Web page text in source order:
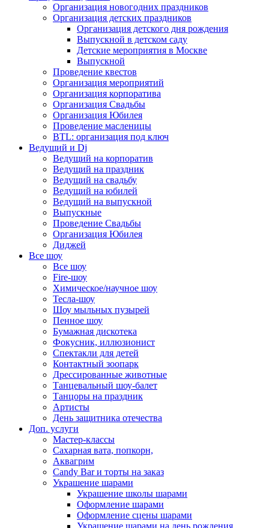
Организация новогодних праздников
Организация детских праздников
Организация детского дня рождения
Выпускной в детском саду
Детские мероприятия в Москве
Выпускной
Проведение квестов
Организация мероприятий
Организация корпоратива
Организация Свадьбы
Организация Юбилея
Проведение масленицы
BTL: организация под ключ
Ведущий и Dj
Ведущий на корпоратив
Ведущий на праздник
Ведущий на свадьбу
Ведущий на юбилей
Ведущий на выпускной
Выпускные
Проведение Свадьбы
Организация Юбилея
Диджей
Все шоу
Все шоу
Fire-шоу
Химическое/научное шоу
Тесла-шоу
Шоу мыльных пузырей
Пенное шоу
Бумажная дискотека
Фокусник, иллюзионист
Спектакли для детей
Контактный зоопарк
Дрессированные животные
Танцевальный шоу-балет
Танцоры на праздник
Артисты
День защитника отечества
Доп. услуги
Мастер-классы
Сахарная вата, попкорн,
Аквагрим
Candy Bar и торты на заказ
Украшение шарами
Украшение школы шарами
Оформление шарами
Оформление сцены шарами
Украшение шарами на день рождения